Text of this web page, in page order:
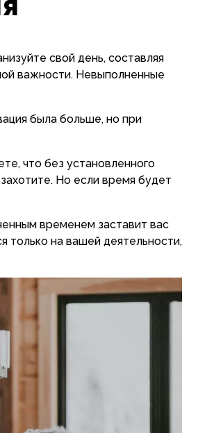
свой день, составляя
важности. Невыполненные
была больше, но при
что без установленного
Но если время будет
временем заставит вас
только на вашей деятельности,